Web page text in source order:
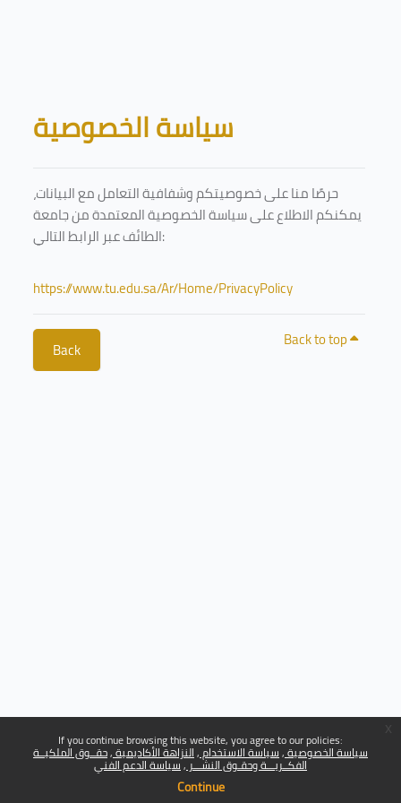
If you continue browsing this website, you agree to our policies:
سياسة الخصوصية سياسة الاستخدام النزاهة الأكاديمية حقــوق الملكيــة
الفكــريـــة وحقـوق النشـــر سياسة الدعم الفني
Continue
Blocks
سياسة الخصوصية
حرصًا منا على خصوصيتكم وشفافية التعامل مع البيانات،
يمكنكم الاطلاع على سياسة الخصوصية المعتمدة من جامعة
الطائف عبر الرابط التالي:
https://www.tu.edu.sa/Ar/Home/PrivacyPolicy
Back Back to top